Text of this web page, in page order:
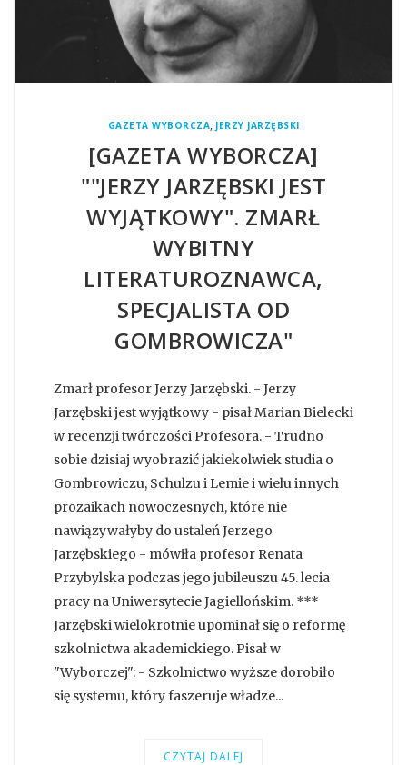
GAZETA WYBORCZA, JERZY JARZĘBSKI
[GAZETA WYBORCZA]
""JERZY JARZĘBSKI JEST
WYJĄTKOWY". ZMARŁ
WYBITNY
LITERATUROZNAWCA,
SPECJALISTA OD
GOMBROWICZA"
Zmarł profesor Jerzy Jarzębski. - Jerzy
Jarzębski jest wyjątkowy - pisał Marian Bielecki
w recenzji twórczości Profesora. - Trudno
sobie dzisiaj wyobrazić jakiekolwiek studia o
Gombrowiczu, Schulzu i Lemie i wielu innych
prozaikach nowoczesnych, które nie
nawiązywałyby do ustaleń Jerzego
Jarzębskiego - mówiła profesor Renata
Przybylska podczas jego jubileuszu 45. lecia
pracy na Uniwersytecie Jagiellońskim. ***
Jarzębski wielokrotnie upominał się o reformę
szkolnictwa akademickiego. Pisał w
"Wyborczej": - Szkolnictwo wyższe dorobiło
się systemu, który faszeruje władze...
CZYTAJ DALEJ